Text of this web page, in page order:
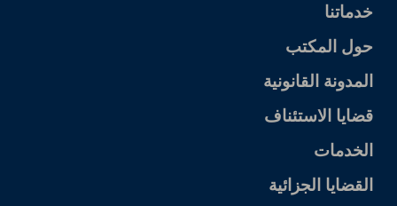
خدماتنا
حول المكتب
المدونة القانونية
قضايا الاستئناف
الخدمات
القضايا الجزائية